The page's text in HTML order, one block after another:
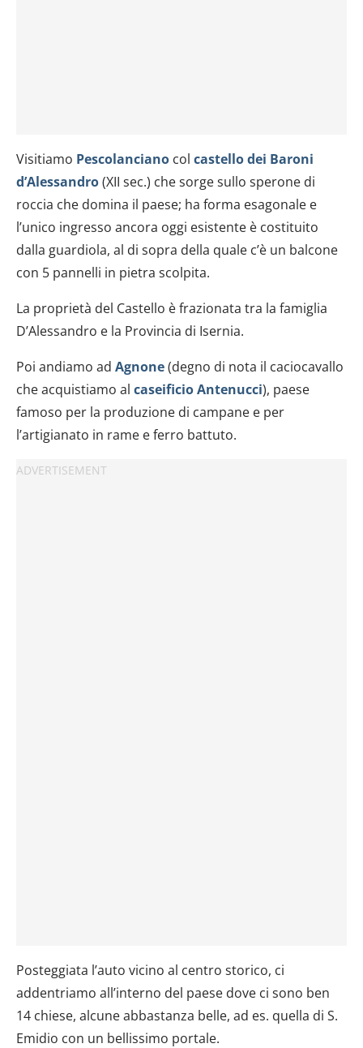
Visitiamo Pescolanciano col castello dei Baroni
d’Alessandro(XII sec.) che sorge sullo sperone di
roccia che domina il paese; ha forma esagonale e
l’unico ingresso ancora oggi esistente è costituito
dalla guardiola, al di sopra della quale c’è un balcone
con 5 pannelli in pietra scolpita.
La proprietà del Castello è frazionata tra la famiglia
D’Alessandro e la Provincia di Isernia.
Poi andiamo ad Agnone(degno di nota il caciocavallo
che acquistiamo al caseificio Antenucci), paese
famoso per la produzione di campane e per
l’artigianato in rame e ferro battuto.
Posteggiata l’auto vicino al centro storico, ci
addentriamo all’interno del paese dove ci sono ben
14 chiese, alcune abbastanza belle, ad es. quella di S.
Emidio con un bellissimo portale.